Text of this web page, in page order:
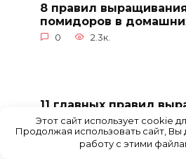
8 правил
помидоров в
0 2.3к.
11 главных правил
капустной рассады в
условиях
4к.
Этот сайт использует cookie
Продолжая использовать сайт, Вы
работу с этими